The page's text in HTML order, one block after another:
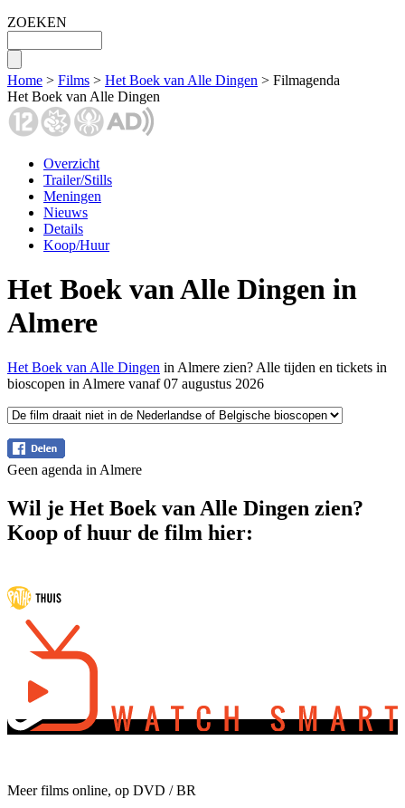
ZOEKEN
Home > Films > Het Boek van Alle Dingen > Filmagenda
Het Boek van Alle Dingen
Overzicht
Trailer/Stills
Meningen
Nieuws
Details
Koop/Huur
Het Boek van Alle Dingen in
Almere
Het Boek van Alle Dingen in Almere zien? Alle tijden en tickets in
bioscopen in Almere vanaf 07 augustus 2026
Geen agenda in Almere
Wil je Het Boek van Alle Dingen zien?
Koop of huur de film hier:
Meer films online, op DVD / BR